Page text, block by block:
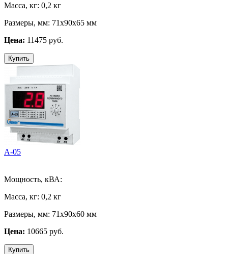
Масса, кг: 0,2 кг
Размеры, мм: 71х90х65 мм
Цена: 11475 руб.
Купить
А-05
Мощность, кВА:
Масса, кг: 0,2 кг
Размеры, мм: 71х90х60 мм
Цена: 10665 руб.
Купить